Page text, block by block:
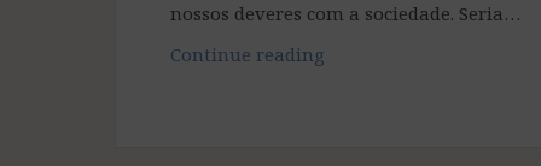
nossos deveres com a sociedade. Seria…
Continue readingKraft